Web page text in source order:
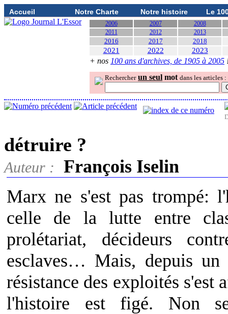
Accueil Notre Charte Notre histoire Le
2006 2007
2008
2011
2012 2013
2016 2017 2018
2021 2022 2023
+ nos 100 ans d'archives, de 1905 à 2005
Rechercher un seul mot dans les articles :
détruire ?
Auteur :
François Iselin
Marx ne s'est pas trompé:
celle de la lutte entre
prolétariat, décideurs
esclaves… Mais, depuis
résistance des exploités
l'histoire est figé. Non